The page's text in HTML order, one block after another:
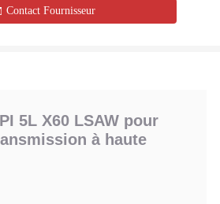
Contact Fournisseur
5L X60 LSAW pour
à haute